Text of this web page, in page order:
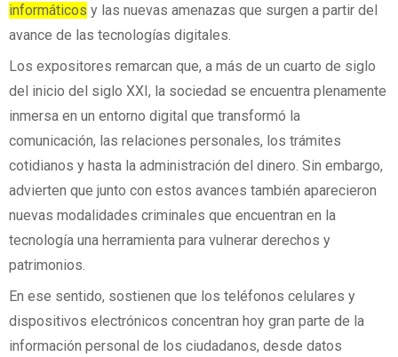
informáticos y las nuevas amenazas que surgen a partir del
avance de las tecnologías digitales.
Los expositores remarcan que, a más de un cuarto de siglo
del inicio del siglo XXI, la sociedad se encuentra plenamente
inmersa en un entorno digital que transformó la
comunicación, las relaciones personales, los trámites
cotidianos y hasta la administración del dinero. Sin embargo,
advierten que junto con estos avances también aparecieron
nuevas modalidades criminales que encuentran en la
tecnología una herramienta para vulnerar derechos y
patrimonios.
En ese sentido, sostienen que los teléfonos celulares y
dispositivos electrónicos concentran hoy gran parte de la
información personal de los ciudadanos, desde datos